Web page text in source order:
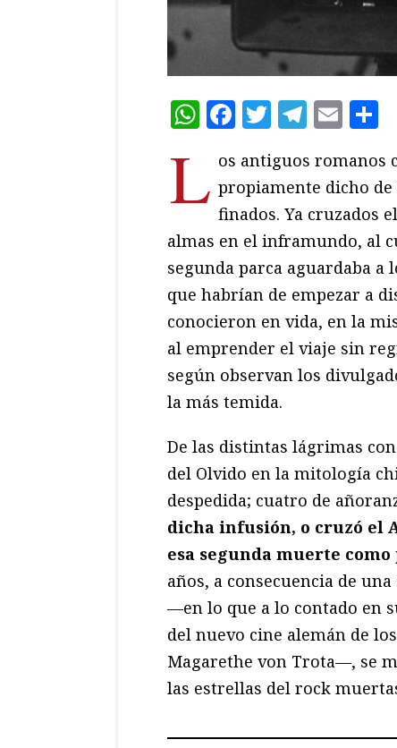
WhatsApp
Facebook
Twitter
L os antiguos romanos
propiamente dicho
finados. Ya cruzados
almas en el inframundo, al
segunda parca aguardaba a
que habrían de empezar a
conocieron en vida, en la
al emprender el viaje sin
según observan los
la más temida.
De las distintas lágrimas
del Olvido en la mitología
despedida; cuatro de
dicha infusión, o cruzó el
esa segunda muerte como
años, a consecuencia de
—en lo que a lo contado en
del nuevo cine alemán de
Magarethe von Trota—, se
las estrellas del rock